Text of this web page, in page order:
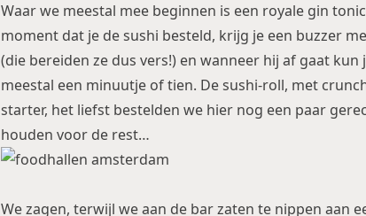
Waar we meestal mee beginnen is een royale gin
moment dat je de sushi besteld, krijg je een buzzer
(die bereiden ze dus vers!) en wanneer hij af gaat
meestal een minuutje of tien. De sushi-roll, met
starter, het liefst bestelden we hier nog een paar
houden voor de rest…
We zagen, terwijl we aan de bar zaten te nippen aan